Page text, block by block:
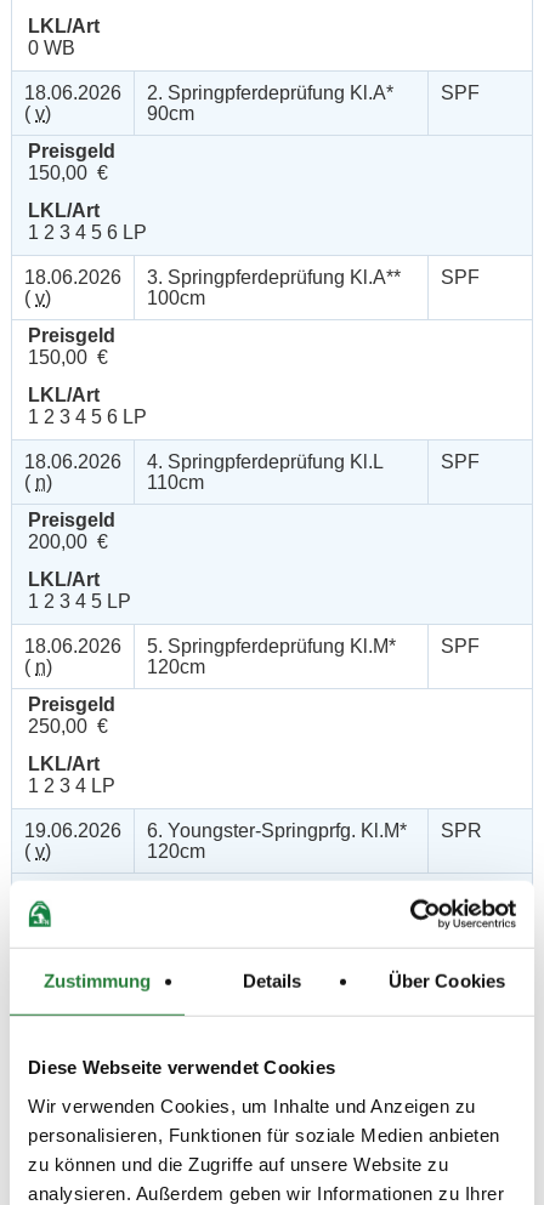
Zustimmung Details Über Cookies
Diese Webseite verwendet Cookies
Wir verwenden Cookies, um Inhalte und Anzeigen zu
personalisieren, Funktionen für soziale Medien anbieten
zu können und die Zugriffe auf unsere Website zu
analysieren. Außerdem geben wir Informationen zu Ihrer
LKL/Art
0 WB
18.06.2026
( v)
2. Springpferdeprüfung Kl.A*
90cm
SPF
Preisgeld
150,00 €
LKL/Art
1 2 3 4 5 6 LP
18.06.2026
( v)
3. Springpferdeprüfung Kl.A**
100cm
SPF
Preisgeld
150,00 €
LKL/Art
1 2 3 4 5 6 LP
18.06.2026
( n)
4. Springpferdeprüfung Kl.L
110cm
SPF
Preisgeld
200,00 €
LKL/Art
1 2 3 4 5 LP
18.06.2026
( n)
5. Springpferdeprüfung Kl.M*
120cm
SPF
Preisgeld
250,00 €
LKL/Art
1 2 3 4 LP
19.06.2026
( v)
6. Youngster-Springprfg. Kl.M*
120cm
SPR
300,00 €
LKL/Art
1 2 3 LP
19.06.2026
7. Amateur-
SPF
150,00 €
LKL/Art
2 3 4 5 6 LP